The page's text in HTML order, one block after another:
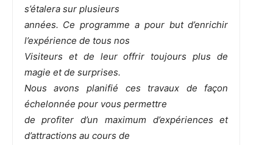
s’étalera sur plusieurs
années. Ce programme a pour but d’enrichir
l’expérience de tous nos
Visiteurs et de leur offrir toujours plus de
magie et de surprises.
Nous avons planifié ces travaux de façon
échelonnée pour vous permettre
de profiter d’un maximum d’expériences et
d’attractions au cours de